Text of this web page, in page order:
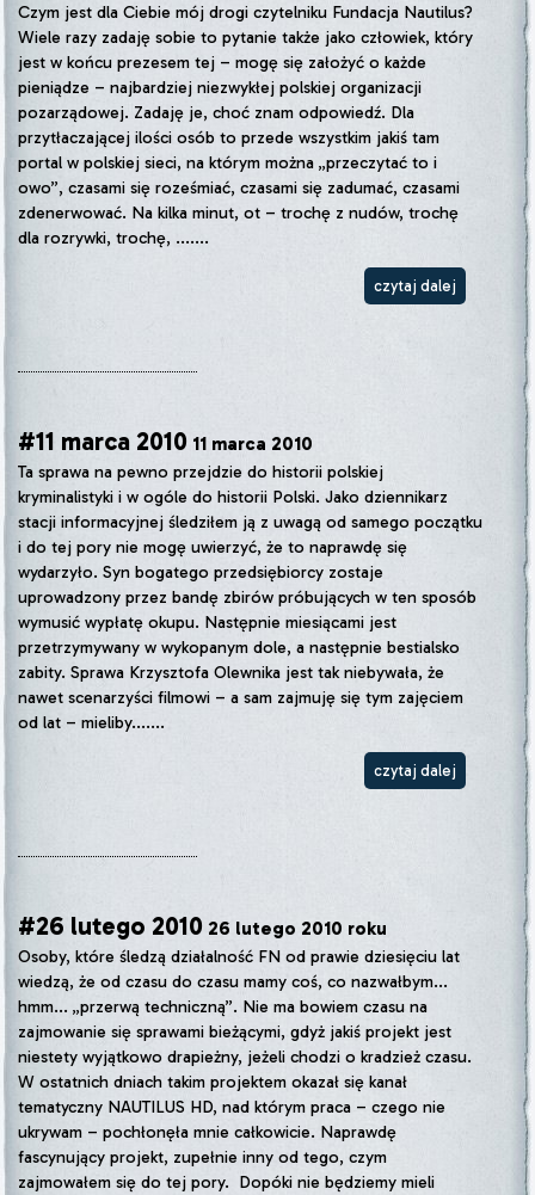
Czym jest dla Ciebie mój drogi czytelniku Fundacja Nautilus?
Wiele razy zadaję sobie to pytanie także jako człowiek, który
jest w końcu prezesem tej – mogę się założyć o każde
pieniądze – najbardziej niezwykłej polskiej organizacji
pozarządowej. Zadaję je, choć znam odpowiedź. Dla
przytłaczającej ilości osób to przede wszystkim jakiś tam
portal w polskiej sieci, na którym można „przeczytać to i
owo”, czasami się roześmiać, czasami się zadumać, czasami
zdenerwować. Na kilka minut, ot – trochę z nudów, trochę
dla rozrywki, trochę, .......
czytaj dalej
#11 marca 2010 11 marca 2010
Ta sprawa na pewno przejdzie do historii polskiej
kryminalistyki i w ogóle do historii Polski. Jako dziennikarz
stacji informacyjnej śledziłem ją z uwagą od samego początku
i do tej pory nie mogę uwierzyć, że to naprawdę się
wydarzyło. Syn bogatego przedsiębiorcy zostaje
uprowadzony przez bandę zbirów próbujących w ten sposób
wymusić wypłatę okupu. Następnie miesiącami jest
przetrzymywany w wykopanym dole, a następnie bestialsko
zabity. Sprawa Krzysztofa Olewnika jest tak niebywała, że
nawet scenarzyści filmowi – a sam zajmuję się tym zajęciem
od lat – mieliby.......
czytaj dalej
#26 lutego 2010 26 lutego 2010 roku
Osoby, które śledzą działalność FN od prawie dziesięciu lat
wiedzą, że od czasu do czasu mamy coś, co nazwałbym...
hmm... „przerwą techniczną”. Nie ma bowiem czasu na
zajmowanie się sprawami bieżącymi, gdyż jakiś projekt jest
niestety wyjątkowo drapieżny, jeżeli chodzi o kradzież czasu.
W ostatnich dniach takim projektem okazał się kanał
tematyczny NAUTILUS HD, nad którym praca – czego nie
ukrywam – pochłonęła mnie całkowicie. Naprawdę
fascynujący projekt, zupełnie inny od tego, czym
zajmowałem się do tej pory. Dopóki nie będziemy mieli